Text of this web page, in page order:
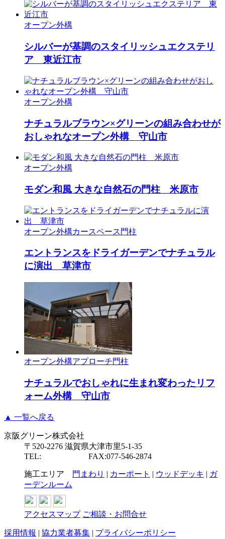
オープン外構
シルバーが基調のスタイリッシュエクステリ
ア 東近江市
オープン外構
ナチュラルブラウン×グリーンの組み合わせが
おしゃれなオープン外構 守山市
オープン外構
モダン和風 大きな自然石の門柱 米原市
オープン外構カースペース 門柱
エントランスをドライガーデンでナチュラル
に演出 草津市
オープン外構アプローチ門柱
ナチュラルでおしゃれに生まれ変わったリフ
ォーム外構 守山市
▲ 一覧へ戻る
京阪グリーン株式会社
〒520-2276 滋賀県大津市里5-1-35
TEL:
FAX:077-546-2874
施工エリア 門まわり | カーポート | ウッドデッキ | ガ
ーデンルーム
アクセスマップ ご相談・お問合せ
採用情報 | 協力業者募集 | プライバシーポリシー